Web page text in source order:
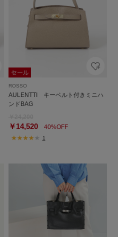
ROSSO
AULENTTI キーベルト付きミニハ
ンドBAG
￥14,52040%OFF
1